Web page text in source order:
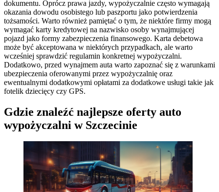
dokumentu. Oprócz prawa jazdy, wypożyczalnie często wymagają
okazania dowodu osobistego lub paszportu jako potwierdzenia
tożsamości. Warto również pamiętać o tym, że niektóre firmy mogą
wymagać karty kredytowej na nazwisko osoby wynajmującej
pojazd jako formy zabezpieczenia finansowego. Karta debetowa
może być akceptowana w niektórych przypadkach, ale warto
wcześniej sprawdzić regulamin konkretnej wypożyczalni.
Dodatkowo, przed wynajmem auta warto zapoznać się z warunkami
ubezpieczenia oferowanymi przez wypożyczalnię oraz
ewentualnymi dodatkowymi opłatami za dodatkowe usługi takie jak
fotelik dziecięcy czy GPS.
Gdzie znaleźć najlepsze oferty auto
wypożyczalni w Szczecinie